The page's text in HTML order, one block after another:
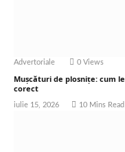
Advertoriale 0 Views
Mușcături de plosnițe: cum
corect
iulie 15, 2026 10 Mins Read